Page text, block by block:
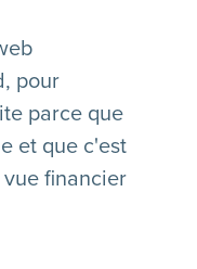
pour
parce que
et que c'est
financier